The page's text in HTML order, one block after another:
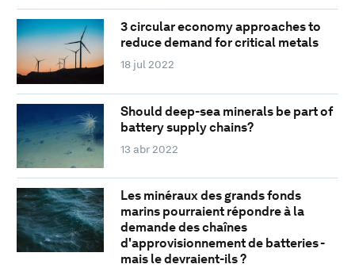
3 circular economy approaches to
reduce demand for critical metals
18 jul 2022
Should deep-sea minerals be part of
battery supply chains?
13 abr 2022
Les minéraux des grands fonds
marins pourraient répondre à la
demande des chaînes
d'approvisionnement de batteries -
mais le devraient-ils ?